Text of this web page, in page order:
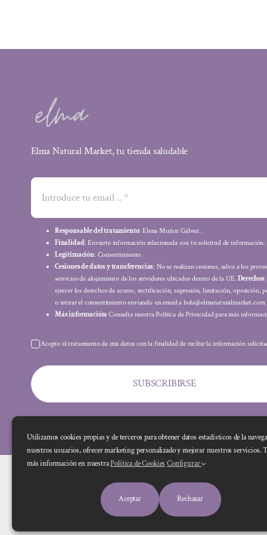
Elma Natural Market, tu tienda saludable
Responsable del tratamiento: Elena Muñoz Gálvez .
Finalidad: Enviarte información relacionada con tu solicitud de información.
Legitimación: Consentimiento.
Cesiones de datos y transferencias: No se realizan cesiones, salvo a los
servicios de alojamiento de los servidores ubicados dentro de la UE.Derechos
ejercer los derechos de acceso, rectificación, supresión, limitación, oposición,
o retirar el consentimiento enviando un email a hola@elmanaturalmarket.com
Más información: Consulta nuestra Política de Privacidad para más
Acepto el tratamiento de mis datos con la finalidad de recibir la información
SUBSCRIBIRSE
Utilizamos cookies propias y de terceros para obtener datos estadísticos de la
nuestros usuarios, ofrecer marketing personalizado y mejorar nuestros servicios.
más información en nuestraPolítica de Cookies Configurar
Aceptar Rechazar